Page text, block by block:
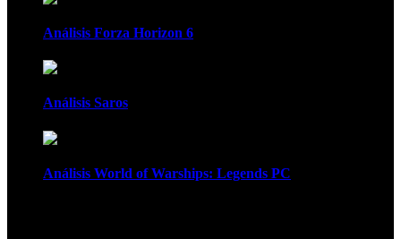
Análisis Forza Horizon 6
Análisis Saros
Análisis World of Warships: Legends PC